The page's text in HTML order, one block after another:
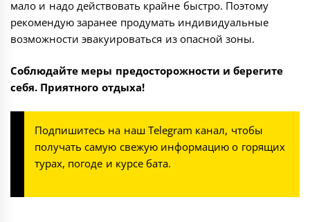
мало и надо действовать крайне быстро. Поэтому
рекомендую заранее продумать индивидуальные
возможности эвакуироваться из опасной зоны.
Соблюдайте меры предосторожности и берегите
себя. Приятного отдыха!
Подпишитесь на наш Telegram канал, чтобы
получать самую свежую информацию о горящих
турах, погоде и курсе бата.